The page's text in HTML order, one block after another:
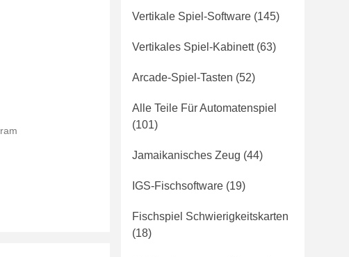
Vertikale Spiel-Software (145)
Vertikales Spiel-Kabinett(63)
Arcade-Spiel-Tasten (52)
Alle Teile Für Automatenspiel
(101)
Jamaikanisches Zeug (44)
IGS-Fischsoftware (19)
Fischspiel Schwierigkeitskarten
(18)